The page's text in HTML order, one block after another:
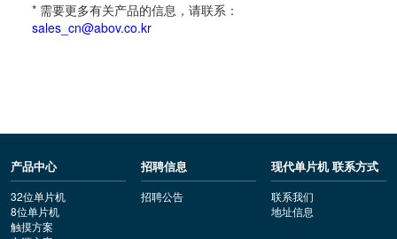
* 需要更多有关产品的信息，请联系：
sales_cn@abov.co.kr
产品中心
32位单片机
8位单片机
触摸方案
招聘信息
招聘公告
现代单片机 联系方式
联系我们
地址信息